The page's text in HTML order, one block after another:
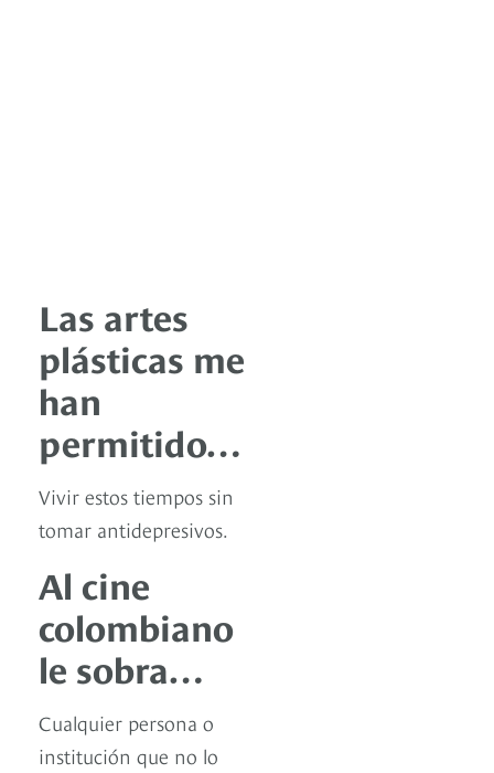
Las artes
plásticas me
han
permitido…
Vivir estos tiempos sin
tomar antidepresivos.
Al cine
colombiano
le sobra…
Cualquier persona o
institución que no lo